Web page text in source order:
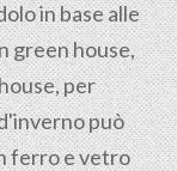
in base alle
green house,
per
può
ferro e vetro